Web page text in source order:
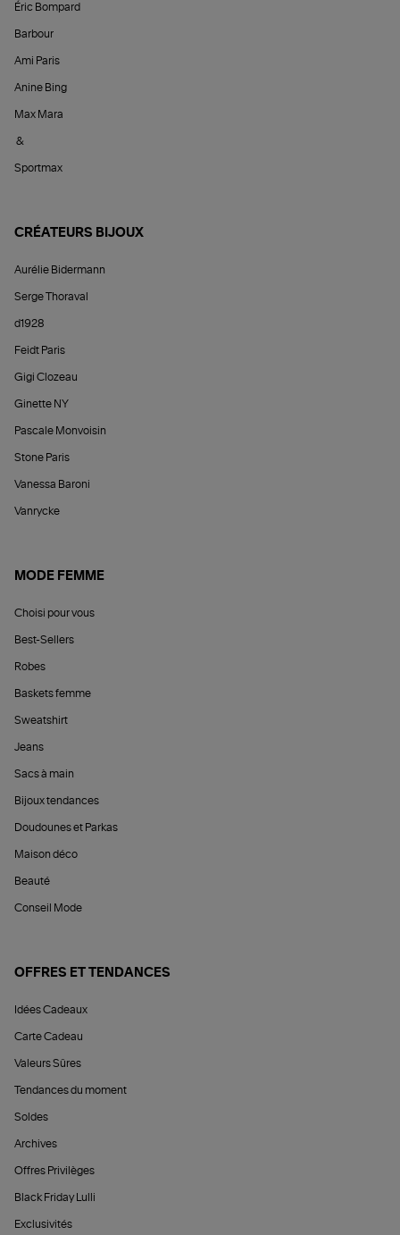
Éric Bompard
Barbour
Ami Paris
Anine Bing
Max Mara
&
Sportmax
CRÉATEURS BIJOUX
Aurélie Bidermann
Serge Thoraval
d1928
Feidt Paris
Gigi Clozeau
Ginette NY
Pascale Monvoisin
Stone Paris
Vanessa Baroni
Vanrycke
MODE FEMME
Choisi pour vous
Best-Sellers
Robes
Baskets femme
Sweatshirt
Jeans
Sacs à main
Bijoux tendances
Doudounes et Parkas
Maison déco
Beauté
Conseil Mode
OFFRES ET TENDANCES
Idées Cadeaux
Carte Cadeau
Valeurs Sûres
Tendances du moment
Soldes
Archives
Offres Privilèges
Black Friday Lulli
Exclusivités